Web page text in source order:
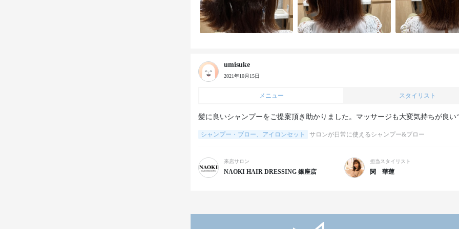
umisuke
2021年10月15日
メニュー スタイリスト
髪に良いシャンプーをご提案頂き助かりました。マッサージも大変気持ちが良い
シャンプー・ブロー、アイロンセット サロンが日常に使えるシャンプー&ブロー
来店サロン
NAOKI HAIR DRESSING 銀座店
担当スタイリスト
関 華蓮